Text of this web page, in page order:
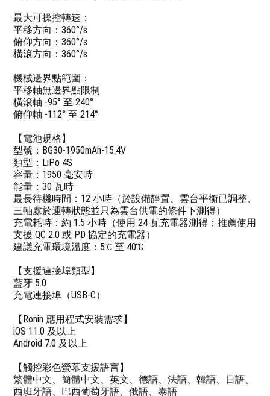
最大可操控轉速：
平移方向：360°/s
俯仰方向：360°/s
橫滾方向：360°/s
機械邊界點範圍：
平移軸無邊界點限制
橫滾軸 -95° 至 240°
俯仰軸 -112° 至 214°
【電池規格】
型號：BG30-1950mAh-15.4V
類型：LiPo 4S
容量：1950 毫安時
能量：30 瓦時
最長待機時間：12 小時（於設備靜置、雲台平衡已調整、
三軸處於運轉狀態並只為雲台供電的條件下測得）
充電耗時：約 1.5 小時（使用 24 瓦充電器測得；推薦使用
支援 QC 2.0 或 PD 協定的充電器）
建議充電環境溫度：5℃ 至 40℃
【支援連接埠類型】
藍牙 5.0
充電連接埠（USB-C）
【Ronin 應用程式安裝需求】
iOS 11.0 及以上
Android 7.0 及以上
【觸控彩色螢幕支援語言】
繁體中文、簡體中文、英文、德語、法語、韓語、日語、
西班牙語、巴西葡萄牙語、俄語、泰語